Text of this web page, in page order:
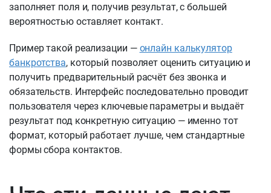
заполняет поля и, получив результат, с большей
вероятностью оставляет контакт.
Пример такой реализации — онлайн калькулятор
банкротства, который позволяет оценить ситуацию и
получить предварительный расчёт без звонка и
обязательств. Интерфейс последовательно проводит
пользователя через ключевые параметры и выдаёт
результат под конкретную ситуацию — именно тот
формат, который работает лучше, чем стандартные
формы сбора контактов.